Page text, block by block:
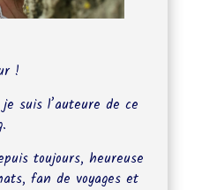
!
suis l’auteure de ce
toujours, heureuse
fan de voyages et